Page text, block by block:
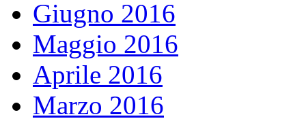
Giugno 2016
Maggio 2016
Aprile 2016
Marzo 2016